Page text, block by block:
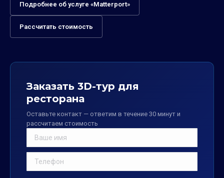
Подробнее об услуге «Matterport»
Рассчитать стоимость
Заказать 3D-тур для
ресторана
Оставьте контакт — ответим в течение 30 минут и
рассчитаем стоимость